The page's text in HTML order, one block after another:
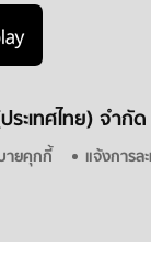
ะเทศไทย) จำกัด
ายคุกกี้ แจ้งการล